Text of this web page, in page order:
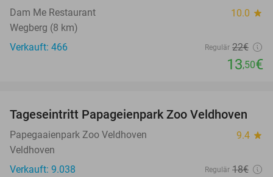
Dam Me Restaurant 10.0 star
Wegberg (8 km)
Verkauft: 466
Regulär 22€
13,50€
26%
Tageseintritt Papageienpark Zoo Veldhoven
Papegaaienpark Zoo Veldhoven 9.4 star
Veldhoven
Verkauft: 9.038
Regulär 18€